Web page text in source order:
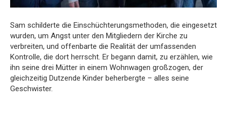
Sam schilderte die Einschüchterungsmethoden, die eingesetzt
wurden, um Angst unter den Mitgliedern der Kirche zu
verbreiten, und offenbarte die Realität der umfassenden
Kontrolle, die dort herrscht. Er begann damit, zu erzählen, wie
ihn seine drei Mütter in einem Wohnwagen großzogen, der
gleichzeitig Dutzende Kinder beherbergte – alles seine
Geschwister.